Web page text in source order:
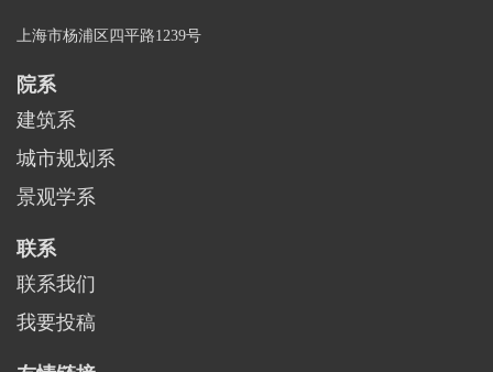
上海市杨浦区四平路1239号
院系
建筑系
城市规划系
景观学系
联系
联系我们
我要投稿